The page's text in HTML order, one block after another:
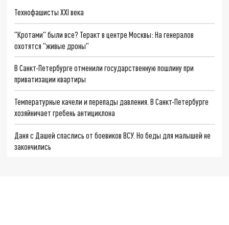
Технофашисты XXI века
"Кротами" были все? Теракт в центре Москвы: На генералов
охотятся "живые дроны"
В Санкт-Петербурге отменили государственную пошлину при
приватизации квартиры
Температурные качели и перепады давления. В Санкт-Петербурге
хозяйничает гребень антициклона
Даня с Дашей спаслись от боевиков ВСУ. Но беды для малышей не
закончились